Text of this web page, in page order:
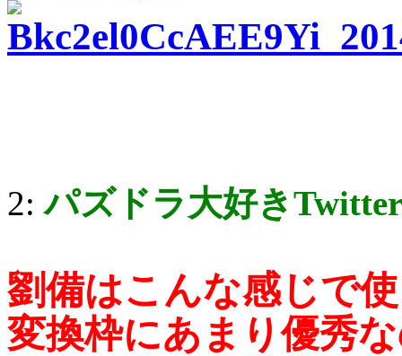
2:パズドラ大好き
劉備はこんな感じで
変換枠にあまり優秀